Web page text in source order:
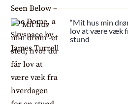
“Mit hus min
lov at være væk
stund